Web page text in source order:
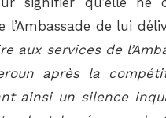
de lui
aux services de
après la
ainsi un silence